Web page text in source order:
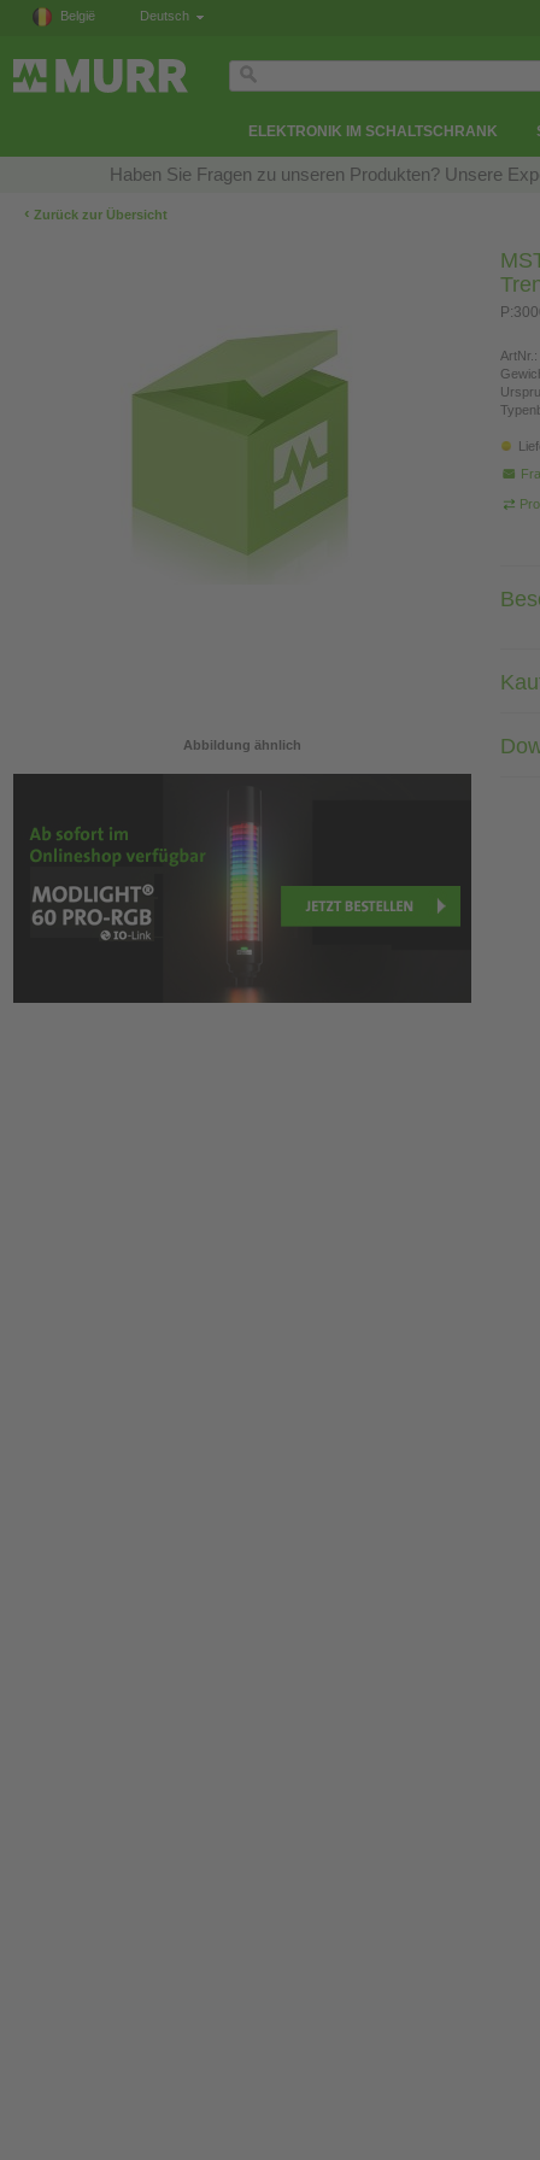
België Deutsch
ELEKTRONIK IM SCHALTSCHRANK
Haben Sie Fragen zu unseren Produkten? Unsere
‹ Zurück zur Übersicht
Abbildung ähnlich
ArtNr.: